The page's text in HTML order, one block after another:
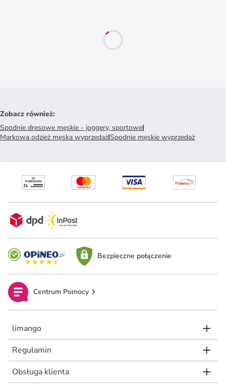
Zobacz również:
Spodnie dresowe męskie - joggery, sportowe|
Markowa odzież męska wyprzedaż|Spodnie męskie wyprzedaż
Bezpieczne połączenie
Centrum Pomocy
limango
Regulamin
Obsługa klienta